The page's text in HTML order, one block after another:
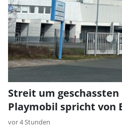
Streit um
Playmobil spricht von
vor 4 Stunden